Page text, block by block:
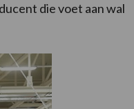
die voet aan wal